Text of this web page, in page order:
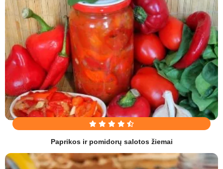
Paprikos ir pomidorų salotos žiemai